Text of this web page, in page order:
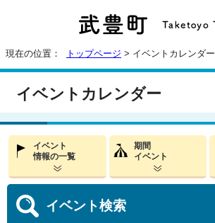
現在の位置： トップページ > イベントカレンダー
イベントカレンダー
イベント
情報の一覧
期間
イベント
イベント検索